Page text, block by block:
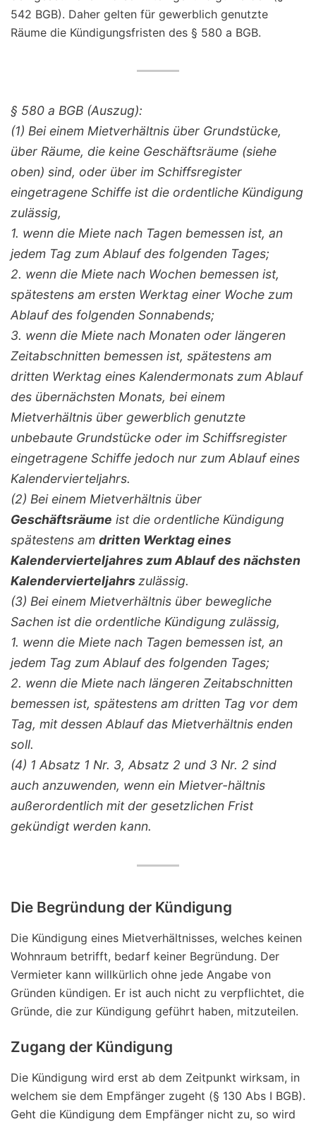
542 BGB). Daher gelten für gewerblich genutzte
Räume die Kündigungsfristen des § 580 a BGB.
§ 580 a BGB (Auszug):
(1) Bei einem Mietverhältnis über Grundstücke,
über Räume, die keine Geschäftsräume (siehe
oben) sind, oder über im Schiffsregister
eingetragene Schiffe ist die ordentliche Kündigung
zulässig,
1. wenn die Miete nach Tagen bemessen ist, an
jedem Tag zum Ablauf des folgenden Tages;
2. wenn die Miete nach Wochen bemessen ist,
spätestens am ersten Werktag einer Woche zum
Ablauf des folgenden Sonnabends;
3. wenn die Miete nach Monaten oder längeren
Zeitabschnitten bemessen ist, spätestens am
dritten Werktag eines Kalendermonats zum Ablauf
des übernächsten Monats, bei einem
Mietverhältnis über gewerblich genutzte
unbebaute Grundstücke oder im Schiffsregister
eingetragene Schiffe jedoch nur zum Ablauf eines
Kalendervierteljahrs.
(2) Bei einem Mietverhältnis über
Geschäftsräume ist die ordentliche Kündigung
spätestens am dritten Werktag eines
Kalendervierteljahres zum Ablauf des nächsten
Kalendervierteljahrszulässig.
(3) Bei einem Mietverhältnis über bewegliche
Sachen ist die ordentliche Kündigung zulässig,
1. wenn die Miete nach Tagen bemessen ist, an
jedem Tag zum Ablauf des folgenden Tages;
2. wenn die Miete nach längeren Zeitabschnitten
bemessen ist, spätestens am dritten Tag vor dem
Tag, mit dessen Ablauf das Mietverhältnis enden
soll.
(4) 1 Absatz 1 Nr. 3, Absatz 2 und 3 Nr. 2 sind
auch anzuwenden, wenn ein Mietver-hältnis
außerordentlich mit der gesetzlichen Frist
gekündigt werden kann.
Die Begründung der Kündigung
Die Kündigung eines Mietverhältnisses, welches keinen
Wohnraum betrifft, bedarf keiner Begründung. Der
Vermieter kann willkürlich ohne jede Angabe von
Gründen kündigen. Er ist auch nicht zu verpflichtet, die
Gründe, die zur Kündigung geführt haben, mitzuteilen.
Zugang der Kündigung
Die Kündigung wird erst ab dem Zeitpunkt wirksam, in
welchem sie dem Empfänger zugeht (§ 130 Abs I BGB).
Geht die Kündigung dem Empfänger nicht zu, so wird